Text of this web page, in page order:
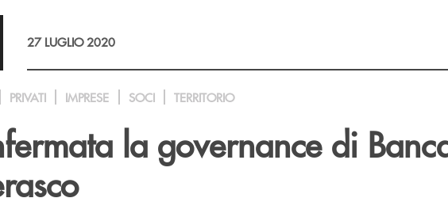
27 LUGLIO 2020
PRIVATI IMPRESE SOCI TERRITORIO
la governance di